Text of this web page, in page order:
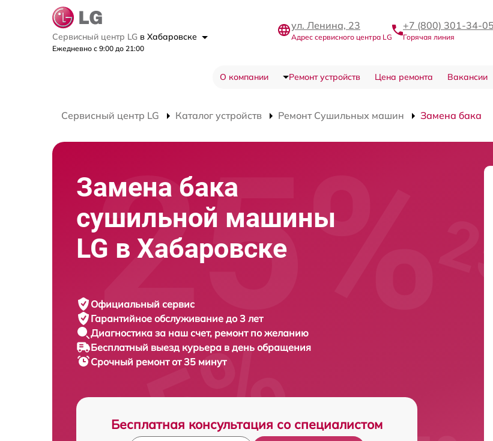
Сервисный центр LG в Хабаровске
Ежедневно с 9:00 до 21:00
ул. Ленина, 23
Адрес сервисного центра LG
+7 (800) 301-34-05
Горячая линия
О компании Ремонт устройств Цена ремонта Вакансии
Сервисный центр LG Каталог устройств Ремонт Сушильных машин Замена бака
Замена бака
сушильной машины
LG в Хабаровске
Официальный сервис
Гарантийное обслуживание до 3 лет
Диагностика за наш счет, ремонт по желанию
Бесплатный выезд курьера в день обращения
Срочный ремонтот 35 минут
Бесплатная консультация со специалистом